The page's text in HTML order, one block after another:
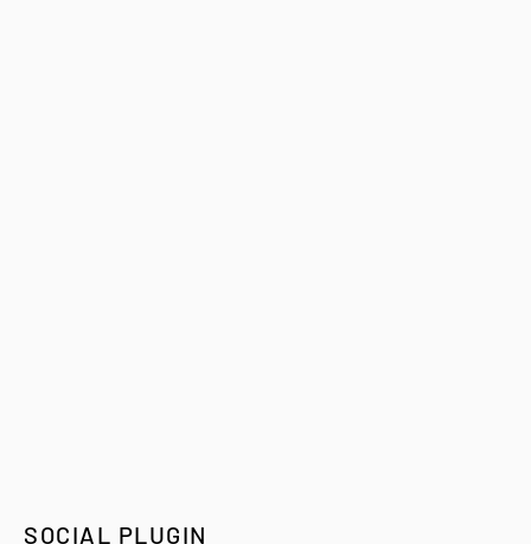
SOCIAL PLUGIN